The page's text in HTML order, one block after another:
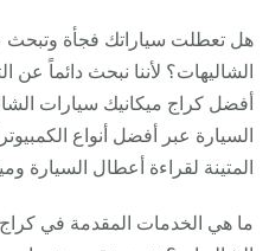
هل تعطلت سياراتك فجأة وتبحث
الشاليهات؟ لأننا نبحث دائماً عن
أفضل كراج ميكانيك سيارات
السيارة عبر أفضل أنواع
المتينة لقراءة أعطال السيارة
ما هي الخدمات المقدمة في